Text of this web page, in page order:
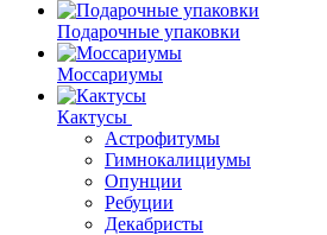
Подарочные упаковки
Моссариумы
Кактусы
Астрофитумы
Гимнокалициумы
Опунции
Ребуции
Декабристы